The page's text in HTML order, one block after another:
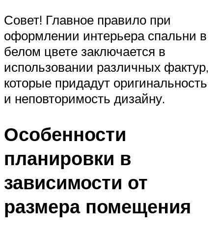
Совет! Главное правило при
оформлении интерьера спальни в
белом цвете заключается в
использовании различных фактур,
которые придадут оригинальность
и неповторимость дизайну.
Особенности
планировки в
зависимости от
размера помещения